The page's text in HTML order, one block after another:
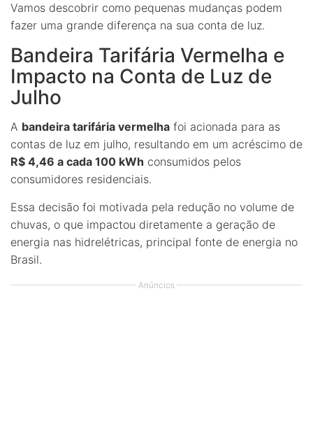
Vamos descobrir como pequenas mudanças podem
fazer uma grande diferença na sua conta de luz.
Bandeira Tarifária Vermelha e
Impacto na Conta de Luz de
Julho
A bandeira tarifária vermelha foi acionada para as
contas de luz em julho, resultando em um acréscimo de
R$ 4,46 a cada 100 kWh consumidos pelos
consumidores residenciais.
Essa decisão foi motivada pela redução no volume de
chuvas, o que impactou diretamente a geração de
energia nas hidrelétricas, principal fonte de energia no
Brasil.
Anúncios